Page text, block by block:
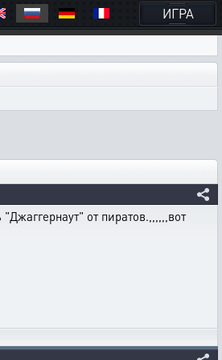
ИГРА
от пиратов.,,,,,,вот